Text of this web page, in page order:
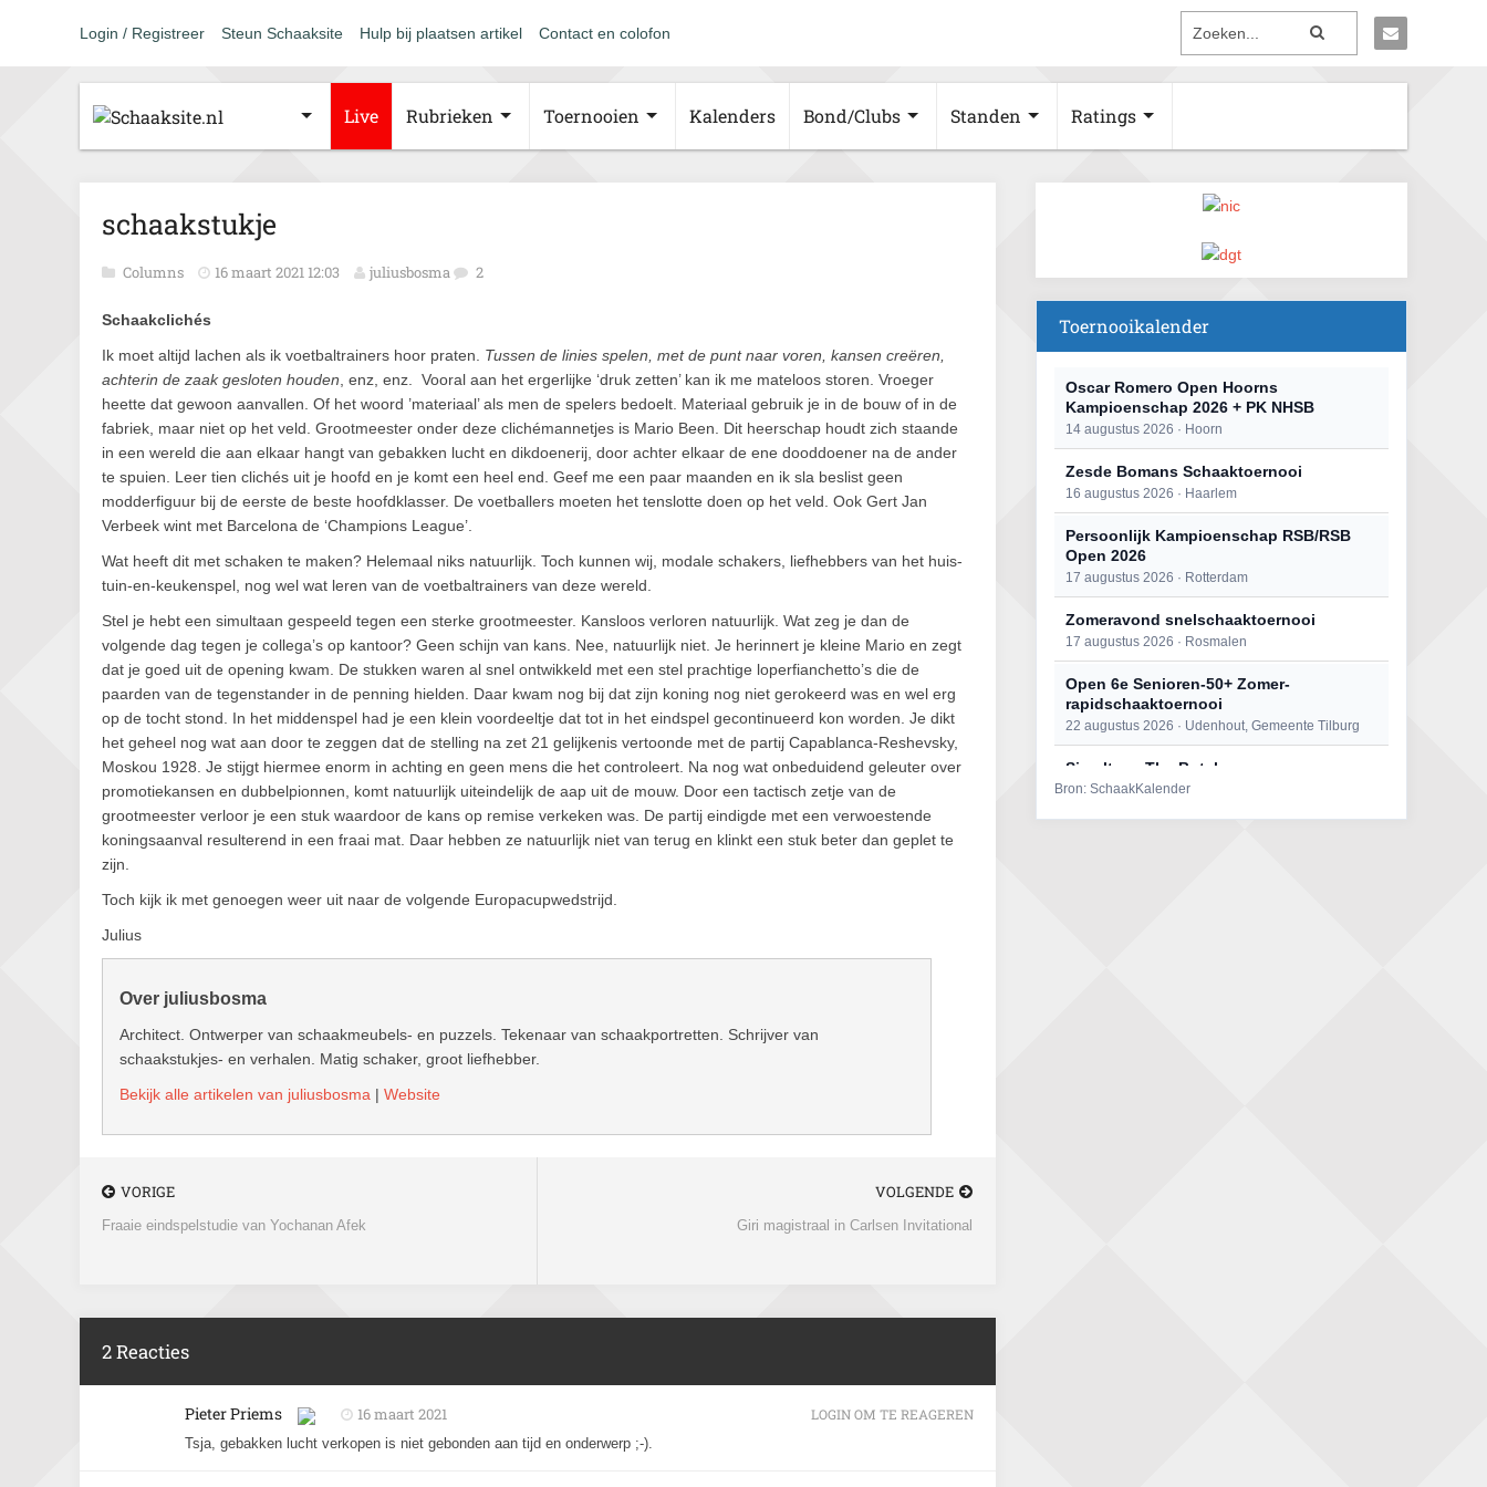
Login / Registreer Steun Schaaksite Hulp bij plaatsen artikel Contact en colofon
Live Rubrieken Toernooien Kalenders Bond/Clubs Standen Ratings
schaakstukje
Columns 16 maart 2021 12:03 juliusbosma 2
Schaakclichés
Ik moet altijd lachen als ik voetbaltrainers hoor praten. Tussen de linies spelen, met de punt naar voren, kansen creëren,
achterin de zaak gesloten houden , enz, enz. Vooral aan het ergerlijke ‘druk zetten’ kan ik me mateloos storen. Vroeger
heette dat gewoon aanvallen. Of het woord ’materiaal’ als men de spelers bedoelt. Materiaal gebruik je in de bouw of in de
fabriek, maar niet op het veld. Grootmeester onder deze clichémannetjes is Mario Been. Dit heerschap houdt zich staande
in een wereld die aan elkaar hangt van gebakken lucht en dikdoenerij, door achter elkaar de ene dooddoener na de ander
te spuien. Leer tien clichés uit je hoofd en je komt een heel end. Geef me een paar maanden en ik sla beslist geen
modderfiguur bij de eerste de beste hoofdklasser. De voetballers moeten het tenslotte doen op het veld. Ook Gert Jan
Verbeek wint met Barcelona de ‘Champions League’.
Wat heeft dit met schaken te maken? Helemaal niks natuurlijk. Toch kunnen wij, modale schakers, liefhebbers van het huis-
tuin-en-keukenspel, nog wel wat leren van de voetbaltrainers van deze wereld.
Stel je hebt een simultaan gespeeld tegen een sterke grootmeester. Kansloos verloren natuurlijk. Wat zeg je dan de
volgende dag tegen je collega’s op kantoor? Geen schijn van kans. Nee, natuurlijk niet. Je herinnert je kleine Mario en zegt
dat je goed uit de opening kwam. De stukken waren al snel ontwikkeld met een stel prachtige loperfianchetto’s die de
paarden van de tegenstander in de penning hielden. Daar kwam nog bij dat zijn koning nog niet gerokeerd was en wel erg
op de tocht stond. In het middenspel had je een klein voordeeltje dat tot in het eindspel gecontinueerd kon worden. Je dikt
het geheel nog wat aan door te zeggen dat de stelling na zet 21 gelijkenis vertoonde met de partij Capablanca-Reshevsky,
Moskou 1928. Je stijgt hiermee enorm in achting en geen mens die het controleert. Na nog wat onbeduidend geleuter over
promotiekansen en dubbelpionnen, komt natuurlijk uiteindelijk de aap uit de mouw. Door een tactisch zetje van de
grootmeester verloor je een stuk waardoor de kans op remise verkeken was. De partij eindigde met een verwoestende
koningsaanval resulterend in een fraai mat. Daar hebben ze natuurlijk niet van terug en klinkt een stuk beter dan geplet te
zijn.
Toch kijk ik met genoegen weer uit naar de volgende Europacupwedstrijd.
Julius
Over juliusbosma
Architect. Ontwerper van schaakmeubels- en puzzels. Tekenaar van schaakportretten. Schrijver van
schaakstukjes- en verhalen. Matig schaker, groot liefhebber.
Bekijk alle artikelen van juliusbosma | Website
VORIGE
Fraaie eindspelstudie van Yochanan Afek
VOLGENDE
Giri magistraal in Carlsen Invitational
2 Reacties
Pieter Priems 16 maart 2021
Tsja, gebakken lucht verkopen is niet gebonden aan tijd en onderwerp ;-).
LOGIN OM TE REAGEREN
Toernooikalender
Oscar Romero Open Hoorns
Kampioenschap 2026 + PK NHSB
14 augustus 2026 · Hoorn
Zesde Bomans Schaaktoernooi
16 augustus 2026 · Haarlem
Persoonlijk Kampioenschap RSB/RSB
Open 2026
17 augustus 2026 · Rotterdam
Zomeravond snelschaaktoernooi
17 augustus 2026 · Rosmalen
Open 6e Senioren-50+ Zomer-
rapidschaaktoernooi
22 augustus 2026 · Udenhout, Gemeente Tilburg
Simultaan The Butcher
22 augustus 2026 · Utrecht
Bron: SchaakKalender